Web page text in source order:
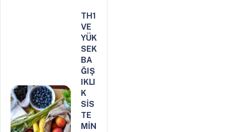
TH1
VE
YÜK
SEK
BA
ĞIŞ
IKLI
K
SİS
TE
MİN